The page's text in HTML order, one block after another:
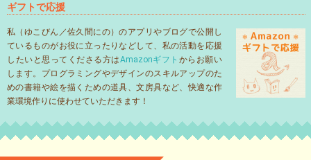
ギフトで応援
私（ゆこびん／佐久間にの）のアプリやブログで公開し
ているものがお役に立ったりなどして、私の活動を応援
したいと思ってくださる方はAmazonギフト からお願い
します。プログラミングやデザインのスキルアップのた
めの書籍や絵を描くための道具、文房具など、快適な作
業環境作りに使わせていただきます！